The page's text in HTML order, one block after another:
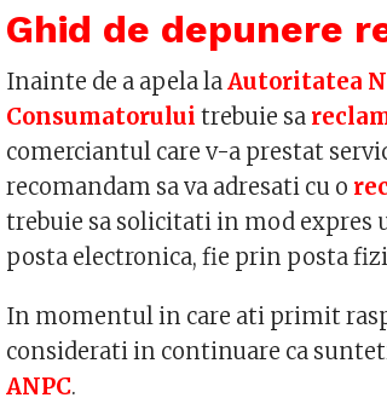
Ghid de depunere
Inainte de a apela laAutoritatea
Consumatorului trebuie sa
comerciantul care v-a prestat
recomandam sa va adresati cu o
trebuie sa solicitati in mod expres
posta electronica, fie prin posta
In momentul in care ati primit
considerati in continuare ca
ANPC.